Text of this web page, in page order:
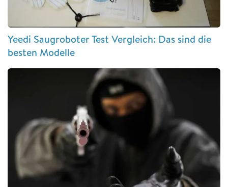
Yeedi Saugroboter Test Vergleich: Das sind die
besten Modelle